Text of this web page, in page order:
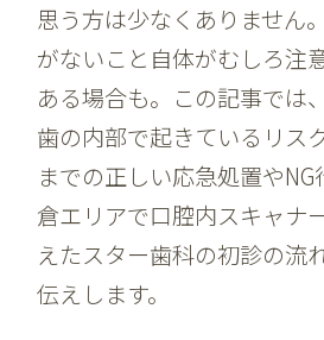
思う方は少なくありません
がないこと自体がむしろ注
ある場合も。この記事では
歯の内部で起きているリス
までの正しい応急処置や
倉エリアで口腔内スキャナ
えたスター歯科の初診の流
伝えします。